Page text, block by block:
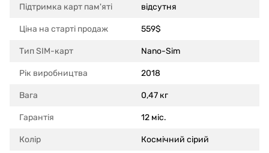
Підтримка карт пам'яті відсутня
Ціна на старті продаж 559$
Тип SIM-карт Nano-Sim
Рік виробництва 2018
Вага 0,47 кг
Гарантія 12 міс.
Колір Космічний сірий